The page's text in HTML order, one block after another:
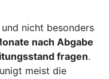
nicht besonders
nach Abgabe
fragen.
meist die